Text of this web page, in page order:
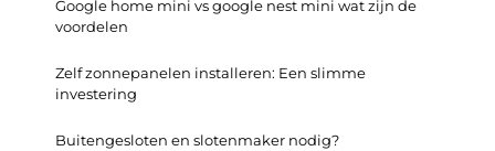
Google home mini vs google nest mini wat zijn de
voordelen
Zelf zonnepanelen installeren: Een slimme
investering
Buitengesloten en slotenmaker nodig?